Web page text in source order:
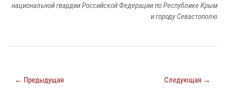
национальной гвардии Российской Федерации по Республике Крым
и городу Севастополю
← Предыдущая Следующая →